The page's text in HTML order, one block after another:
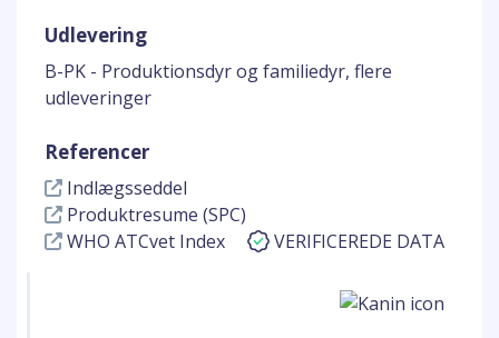
Udlevering
B-PK - Produktionsdyr og familiedyr, flere
udleveringer
Referencer
Indlægsseddel
Produktresume (SPC)
WHO ATCvet Index
VERIFICEREDE DATA